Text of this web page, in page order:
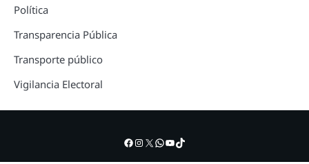
Política
Transparencia Pública
Transporte público
Vigilancia Electoral
Facebook
Instagram
X WhatsApp
YouTube
TikTok